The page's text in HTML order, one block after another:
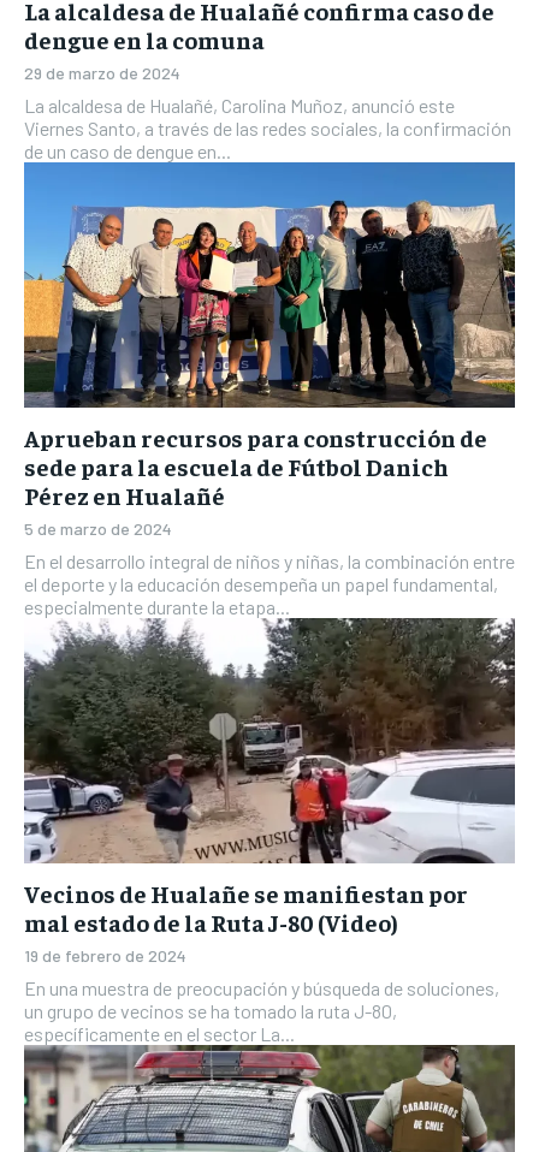
La alcaldesa de Hualañé confirma caso de
dengue en la comuna
29 de marzo de 2024
La alcaldesa de Hualañé, Carolina Muñoz, anunció este
Viernes Santo, a través de las redes sociales, la confirmación
de un caso de dengue en...
Aprueban recursos para construcción de
sede para la escuela de Fútbol Danich
Pérez en Hualañé
5 de marzo de 2024
En el desarrollo integral de niños y niñas, la combinación entre
el deporte y la educación desempeña un papel fundamental,
especialmente durante la etapa...
Vecinos de Hualañe se manifiestan por
mal estado de la Ruta J-80 (Video)
19 de febrero de 2024
En una muestra de preocupación y búsqueda de soluciones,
un grupo de vecinos se ha tomado la ruta J-80,
específicamente en el sector La...